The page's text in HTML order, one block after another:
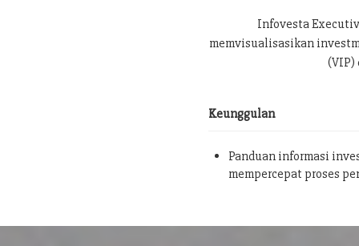
Infovesta
memvisualisasikan
(VIP)
Keunggulan
Panduan informasi
mempercepat proses